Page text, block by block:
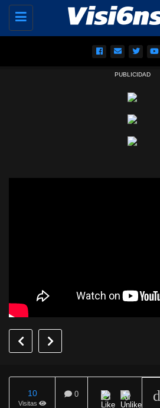
Toggle
navigation
PUBLICIDAD
10
Visitas
0